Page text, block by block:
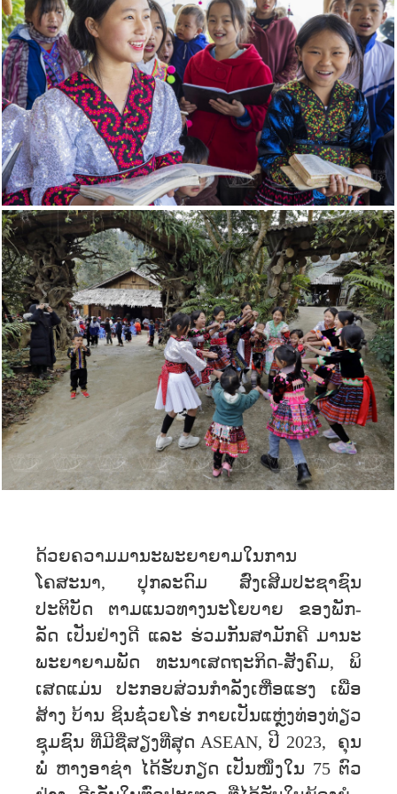
ດ້ວຍ​ຄວາມ​ມານະ​ພະຍາຍາມ​ໃນ​ການ​
ໂຄສະນາ, ປຸກລະດົມ ​ສ່ົງເສີມ​ປະຊາຊົນ​
ປະຕິບັດ​ ຕາມແນວທາງ​ນະ​ໂຍບາຍ ​ຂອງ​ພັກ-
ລັດ ​ເປັນ​ຢ່າງ​ດີ ​ແລະ ຮ່ວມກັນສາມັກຄີ ​ມານະ​
ພະຍາຍາມ​ພັດ ທະນາ​ເສດຖະກິດ-ສັງຄົມ, ພິ​
ເສດ​ແມ່ນ ​ປະກອບສ່ວນກຳລັງເຫື່ອແຮງ ເພື່ອ
ສ້າງ ບ້ານ ຊິນຊ໋ວຍໂຮ່ ກາຍເປັນແຫຼ່ງທ່ອງທ່ຽວ
ຊຸມຊົນ ທີ່ມີຊື່ສຽງ​ທີ່​ສຸດ ASEAN, ​ປີ 2023, ຄຸນ
ພໍ່ ຫາງອາຊ່າ ໄດ້​ຮັບ​ກຽດ ​ເປັນ​ໜຶ່ງ​ໃນ 75 ຕົວ​